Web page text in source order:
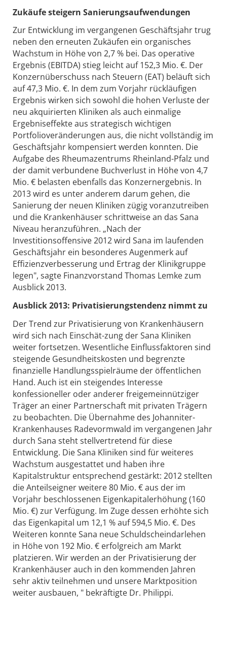
Zukäufe steigern Sanierungsaufwendungen
Zur Entwicklung im vergangenen Geschäftsjahr trug
neben den erneuten Zukäufen ein organisches
Wachstum in Höhe von 2,7 % bei. Das operative
Ergebnis (EBITDA) stieg leicht auf 152,3 Mio. €. Der
Konzernüberschuss nach Steuern (EAT) beläuft sich
auf 47,3 Mio. €. In dem zum Vorjahr rückläufigen
Ergebnis wirken sich sowohl die hohen Verluste der
neu akquirierten Kliniken als auch einmalige
Ergebniseffekte aus strategisch wichtigen
Portfolioveränderungen aus, die nicht vollständig im
Geschäftsjahr kompensiert werden konnten. Die
Aufgabe des Rheumazentrums Rheinland-Pfalz und
der damit verbundene Buchverlust in Höhe von 4,7
Mio. € belasten ebenfalls das Konzernergebnis. In
2013 wird es unter anderem darum gehen, die
Sanierung der neuen Kliniken zügig voranzutreiben
und die Krankenhäuser schrittweise an das Sana
Niveau heranzuführen. „Nach der
Investitionsoffensive 2012 wird Sana im laufenden
Geschäftsjahr ein besonderes Augenmerk auf
Effizienzverbesserung und Ertrag der Klinikgruppe
legen", sagte Finanzvorstand Thomas Lemke zum
Ausblick 2013.
Ausblick 2013: Privatisierungstendenz nimmt zu
Der Trend zur Privatisierung von Krankenhäusern
wird sich nach Einschät-zung der Sana Kliniken
weiter fortsetzen. Wesentliche Einflussfaktoren sind
steigende Gesundheitskosten und begrenzte
finanzielle Handlungsspielräume der öffentlichen
Hand. Auch ist ein steigendes Interesse
konfessioneller oder anderer freigemeinnütziger
Träger an einer Partnerschaft mit privaten Trägern
zu beobachten. Die Übernahme des Johanniter-
Krankenhauses Radevormwald im vergangenen Jahr
durch Sana steht stellvertretend für diese
Entwicklung. Die Sana Kliniken sind für weiteres
Wachstum ausgestattet und haben ihre
Kapitalstruktur entsprechend gestärkt: 2012 stellten
die Anteilseigner weitere 80 Mio. € aus der im
Vorjahr beschlossenen Eigenkapitalerhöhung (160
Mio. €) zur Verfügung. Im Zuge dessen erhöhte sich
das Eigenkapital um 12,1 % auf 594,5 Mio. €. Des
Weiteren konnte Sana neue Schuldscheindarlehen
in Höhe von 192 Mio. € erfolgreich am Markt
platzieren. Wir werden an der Privatisierung der
Krankenhäuser auch in den kommenden Jahren
sehr aktiv teilnehmen und unsere Marktposition
weiter ausbauen, " bekräftigte Dr. Philippi.